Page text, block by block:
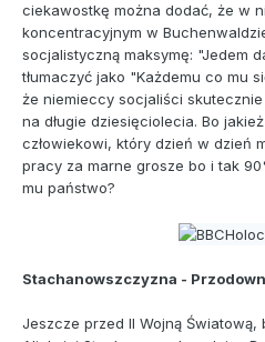
ciekawostkę można dodać, że w
koncentracyjnym w
socjalistyczną maksymę: "Jedem
tłumaczyć jako "Każdemu co mu
że niemieccy socjaliści
na długie dziesięciolecia. Bo
człowiekowi, który dzień w dzień
pracy za marne grosze bo i tak
mu państwo?
Stachanowszczyzna -
Jeszcze przed II Wojną Światową,